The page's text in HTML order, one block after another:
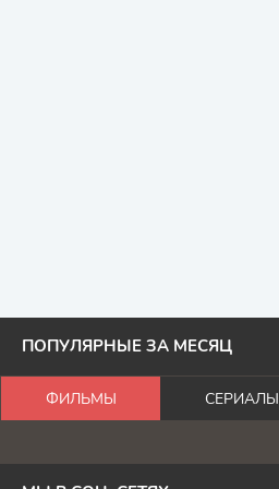
ПОПУЛЯРНЫЕ ЗА МЕСЯЦ
ФИЛЬМЫ СЕРИАЛЫ